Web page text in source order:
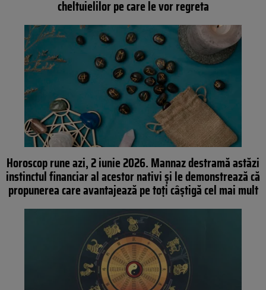
cheltuielilor pe care le vor regreta
Horoscop rune azi, 2 iunie 2026. Mannaz destramă astăzi
instinctul financiar al acestor nativi și le demonstrează că
propunerea care avantajează pe toți câștigă cel mai mult